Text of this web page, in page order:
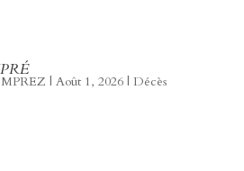
| Août 1, 2026| Décès